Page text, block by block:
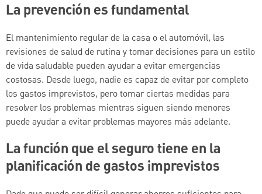
La prevención es fundamental
El mantenimiento regular de la casa o el automóvil, las
revisiones de salud de rutina y tomar decisiones para un estilo
de vida saludable pueden ayudar a evitar emergencias
costosas. Desde luego, nadie es capaz de evitar por completo
los gastos imprevistos, pero tomar ciertas medidas para
resolver los problemas mientras siguen siendo menores
puede ayudar a evitar problemas mayores más adelante.
La función que el seguro tiene en la
planificación de gastos imprevistos